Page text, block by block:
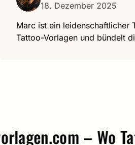
18. Dezember 2025
Marc ist ein leidenschaftlicher
Tattoo-Vorlagen und bündelt
– Wo Tattoo-